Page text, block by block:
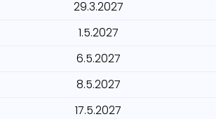
29.3.2027
1.5.2027
6.5.2027
8.5.2027
17.5.2027